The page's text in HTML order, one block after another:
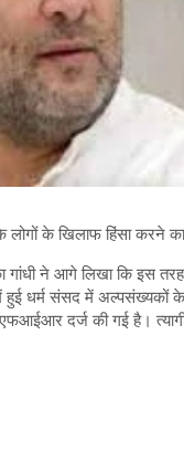
लोगों के खिलाफ हिंसा करने
गांधी ने आगे लिखा कि इस
में हुई धर्म संसद में
दर्ज की गई है।